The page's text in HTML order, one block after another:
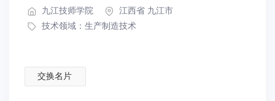
九江技师学院
江西省 九江市
技术领域： 生产制造技术
交换名片